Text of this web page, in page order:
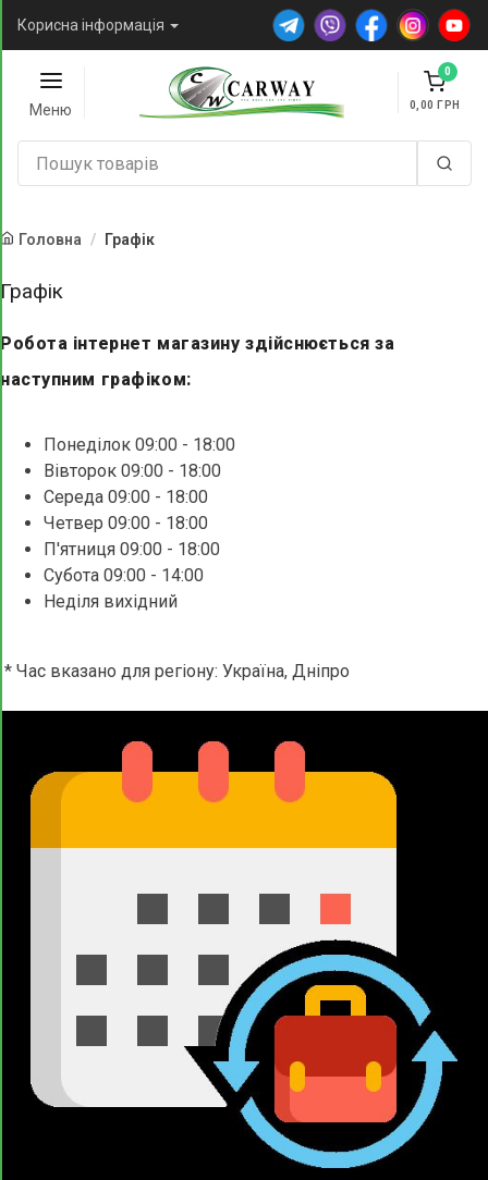
Корисна інформація
Меню
0
0,00
Головна Графік
Графік
Робота інтернет магазину здійснюється за
наступним графіком:
Понеділок 09:00 - 18:00
Вівторок 09:00 - 18:00
Середа 09:00 - 18:00
Четвер 09:00 - 18:00
П'ятниця 09:00 - 18:00
Субота 09:00 - 14:00
Неділя вихідний
* Час вказано для регіону: Україна, Дніпро